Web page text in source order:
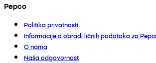
Pepco
Politika privatnosti
Informacije o obradi ličnih podataka za
O nama
Naša odgovornost